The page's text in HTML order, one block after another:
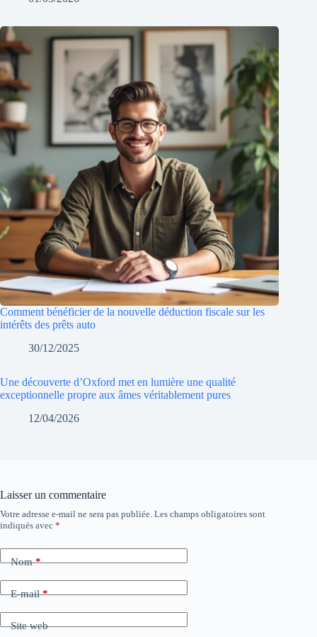
Comment bénéficier de la nouvelle déduction fiscale sur les
intérêts des prêts auto
30/12/2025
Une découverte d’Oxford met en lumière une qualité
exceptionnelle propre aux âmes véritablement pures
12/04/2026
Laisser un commentaire
Votre adresse e-mail ne sera pas publiée. Les champs obligatoires sont
indiqués avec *
Nom*
E-mail*
Site web